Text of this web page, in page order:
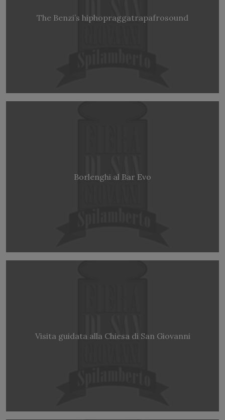
The Benzi’s hiphopraggatrapafrosound
Borlenghi al Bar Evo
Visita guidata alla Chiesa di San Giovanni